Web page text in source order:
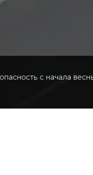
с начала